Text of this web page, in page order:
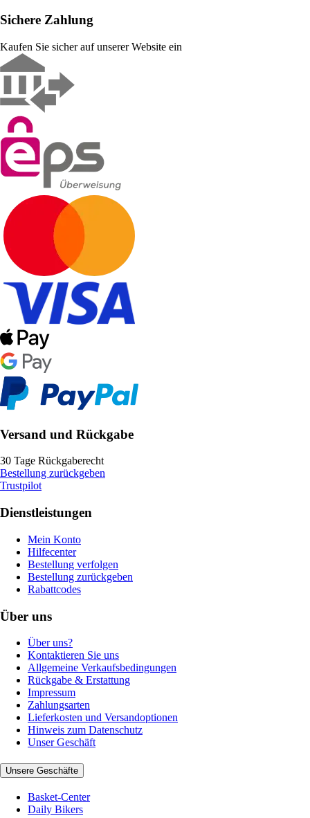
Sichere Zahlung
Kaufen Sie sicher auf unserer Website ein
Versand und Rückgabe
30 Tage Rückgaberecht
Bestellung zurückgeben
Trustpilot
Dienstleistungen
Mein Konto
Hilfecenter
Bestellung verfolgen
Bestellung zurückgeben
Rabattcodes
Über uns
Über uns?
Kontaktieren Sie uns
Allgemeine Verkaufsbedingungen
Rückgabe & Erstattung
Impressum
Zahlungsarten
Lieferkosten und Versandoptionen
Hinweis zum Datenschutz
Unser Geschäft
Unsere Geschäfte
Basket-Center
Daily Bikers